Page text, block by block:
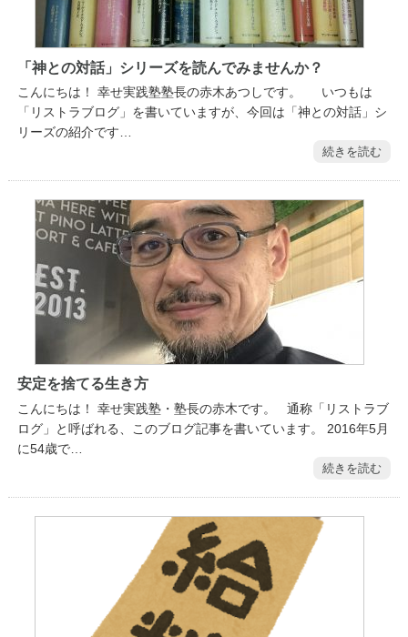
「神との対話」シリーズを読んでみませんか？
こんにちは！ 幸せ実践塾塾長の赤木あつしです。 いつもは
「リストラブログ」を書いていますが、今回は「神との対話」シ
リーズの紹介です…
続きを読む
安定を捨てる生き方
こんにちは！ 幸せ実践塾・塾長の赤木です。 通称「リストラブ
ログ」と呼ばれる、このブログ記事を書いています。 2016年5月
に54歳で…
続きを読む